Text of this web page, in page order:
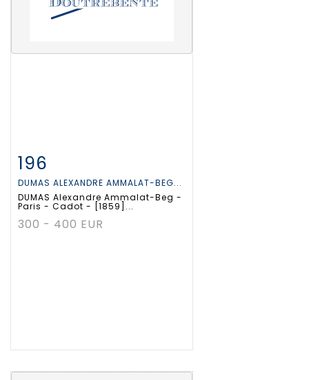
Fiche détaillée
196
DUMAS ALEXANDRE AMMALAT-BEG...
DUMAS Alexandre Ammalat-Beg -
Paris - Cadot - [1859]...
300 - 400 EUR